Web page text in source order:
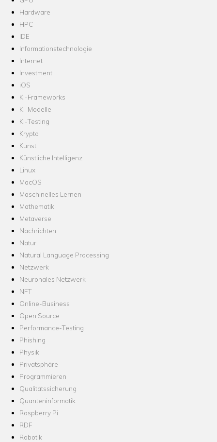
Hardware
HPC
IDE
Informationstechnologie
Internet
Investment
iOS
KI-Frameworks
KI-Modelle
KI-Testing
Krypto
Kunst
Künstliche Intelligenz
Linux
MacOS
Maschinelles Lernen
Mathematik
Metaverse
Nachrichten
Natur
Natural Language Processing
Netzwerk
Neuronales Netzwerk
NFT
Online-Business
Open Source
Performance-Testing
Phishing
Physik
Privatsphäre
Programmieren
Qualitätssicherung
Quanteninformatik
Raspberry Pi
RDF
Robotik